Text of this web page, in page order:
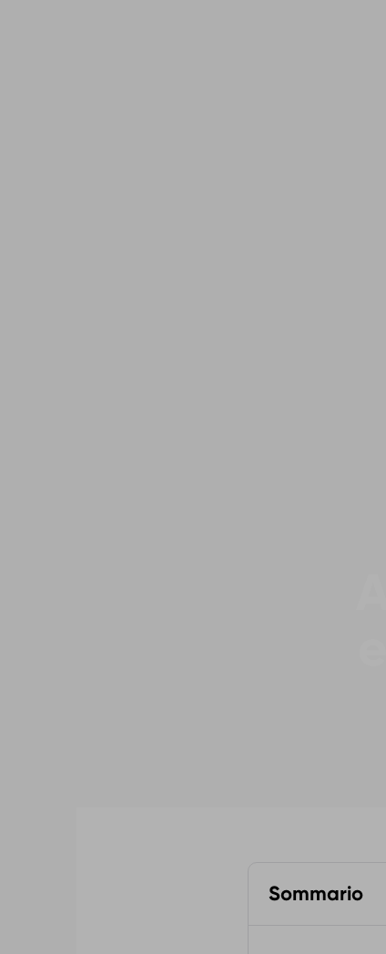
Sommario